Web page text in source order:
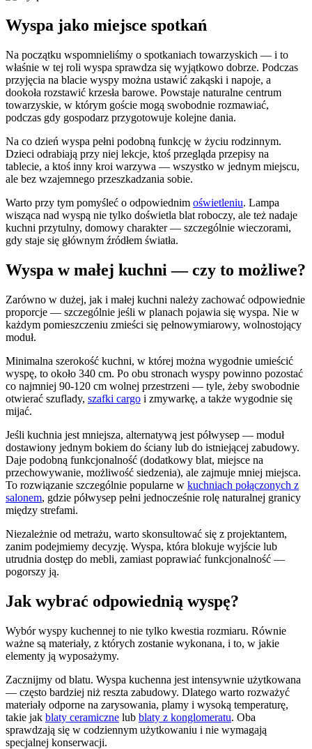
Wyspa jako miejsce spotkań
Na początku wspomnieliśmy o spotkaniach towarzyskich — i to
właśnie w tej roli wyspa sprawdza się wyjątkowo dobrze. Podczas
przyjęcia na blacie wyspy można ustawić zakąski i napoje, a
dookoła rozstawić krzesła barowe. Powstaje naturalne centrum
towarzyskie, w którym goście mogą swobodnie rozmawiać,
podczas gdy gospodarz przygotowuje kolejne dania.
Na co dzień wyspa pełni podobną funkcję w życiu rodzinnym.
Dzieci odrabiają przy niej lekcje, ktoś przegląda przepisy na
tablecie, a ktoś inny kroi warzywa — wszystko w jednym miejscu,
ale bez wzajemnego przeszkadzania sobie.
Warto przy tym pomyśleć o odpowiednim oświetleniu. Lampa
wisząca nad wyspą nie tylko doświetla blat roboczy, ale też nadaje
kuchni przytulny, domowy charakter — szczególnie wieczorami,
gdy staje się głównym źródłem światła.
Wyspa w małej kuchni — czy to możliwe?
Zarówno w dużej, jak i małej kuchni należy zachować odpowiednie
proporcje — szczególnie jeśli w planach pojawia się wyspa. Nie w
każdym pomieszczeniu zmieści się pełnowymiarowy, wolnostojący
moduł.
Minimalna szerokość kuchni, w której można wygodnie umieścić
wyspę, to około 340 cm. Po obu stronach wyspy powinno pozostać
co najmniej 90-120 cm wolnej przestrzeni — tyle, żeby swobodnie
otwierać szuflady, szafki cargo i zmywarkę, a także wygodnie się
mijać.
Jeśli kuchnia jest mniejsza, alternatywą jest półwysep — moduł
dostawiony jednym bokiem do ściany lub do istniejącej zabudowy.
Daje podobną funkcjonalność (dodatkowy blat, miejsce na
przechowywanie, możliwość siedzenia), ale zajmuje mniej miejsca.
To rozwiązanie szczególnie popularne w kuchniach połączonych z
salonem, gdzie półwysep pełni jednocześnie rolę naturalnej granicy
między strefami.
Niezależnie od metrażu, warto skonsultować się z projektantem,
zanim podejmiemy decyzję. Wyspa, która blokuje wyjście lub
utrudnia dostęp do mebli, zamiast poprawiać funkcjonalność —
pogorszy ją.
Jak wybrać odpowiednią wyspę?
Wybór wyspy kuchennej to nie tylko kwestia rozmiaru. Równie
ważne są materiały, z których zostanie wykonana, i to, w jakie
elementy ją wyposażymy.
Zacznijmy od blatu. Wyspa kuchenna jest intensywnie użytkowana
— często bardziej niż reszta zabudowy. Dlatego warto rozważyć
materiały odporne na zarysowania, plamy i wysoką temperaturę,
takie jak blaty ceramiczne lub blaty z konglomeratu. Oba
sprawdzają się w codziennym użytkowaniu i nie wymagają
specjalnej konserwacji.